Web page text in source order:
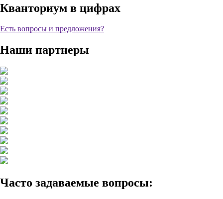
Кванториум в цифрах
Есть вопросы и предложения?
Наши партнеры
Часто задаваемые вопросы: